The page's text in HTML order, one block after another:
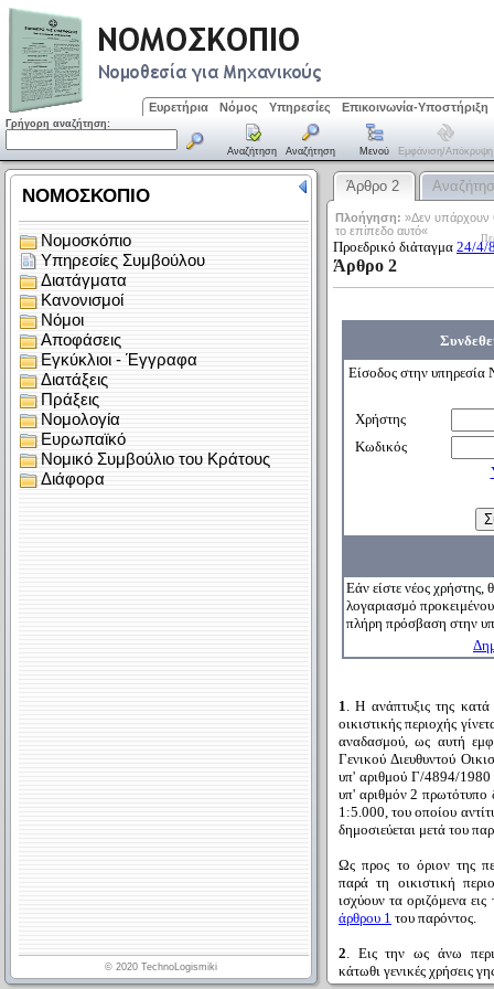
Ευρετήρια Νόμος Υπηρεσίες Επικοινωνία-Υποστήριξη
Γρήγορη αναζήτηση:
Αναζήτηση Αναζήτηση Μενού Εμφάνιση/απόκρυψη
Άρθρο 2